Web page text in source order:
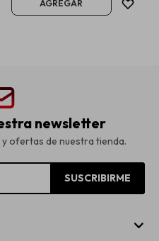
newsletter
ofertas de nuestra tienda.
SUSCRIBIRME